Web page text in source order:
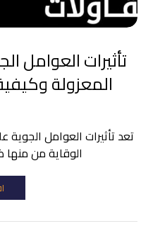
تأثيرات العوامل
المعزولة
تعد تأثيرات العوامل
الوقاية من منها